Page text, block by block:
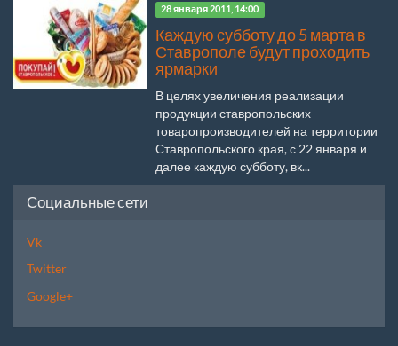
28 января 2011, 14:00
Каждую субботу до 5 марта в
Ставрополе будут проходить
ярмарки
В целях увеличения реализации
продукции ставропольских
товаропроизводителей на территории
Ставропольского края, с 22 января и
далее каждую субботу, вк...
Социальные сети
Vk
Twitter
Google+